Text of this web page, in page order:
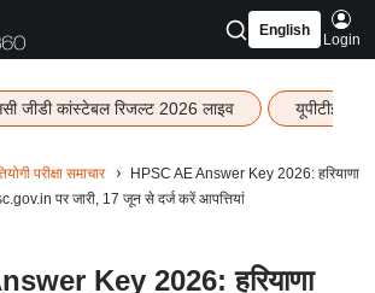
English
Login
जीडी कांस्टेबल रिजल्ट 2026 लाइव यूपीटीईटी
परीक्षा समाचार
HPSC AE Answer Key 2026: हरियाणा
पर जारी, 17 जून से दर्ज करें आपत्तियां
Key 2026: हरियाणा